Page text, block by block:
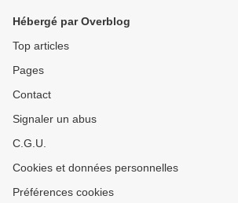
Hébergé par Overblog
Top articles
Pages
Contact
Signaler un abus
C.G.U.
Cookies et données personnelles
Préférences cookies